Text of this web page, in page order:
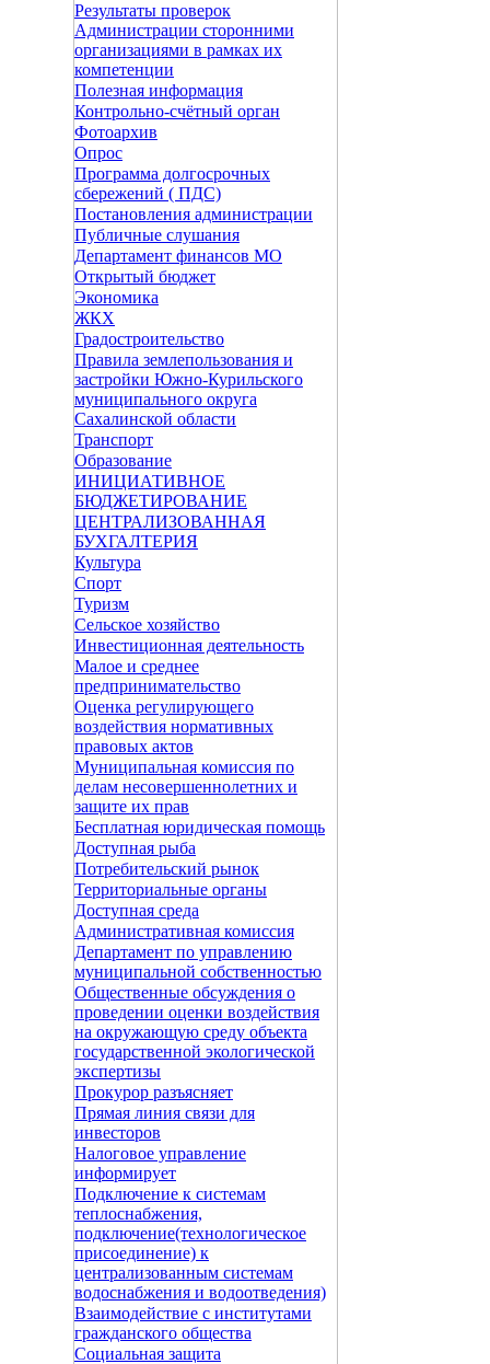
Результаты проверок
Администрации сторонними
организациями в рамках их
компетенции
Полезная информация
Контрольно-счётный орган
Фотоархив
Опрос
Программа долгосрочных
сбережений ( ПДС)
Постановления администрации
Публичные слушания
Департамент финансов МО
Открытый бюджет
Экономика
ЖКХ
Градостроительство
Правила землепользования и
застройки Южно-Курильского
муниципального округа
Сахалинской области
Транспорт
Образование
ИНИЦИАТИВНОЕ
БЮДЖЕТИРОВАНИЕ
ЦЕНТРАЛИЗОВАННАЯ
БУХГАЛТЕРИЯ
Культура
Спорт
Туризм
Сельское хозяйство
Инвестиционная деятельность
Малое и среднее
предпринимательство
Оценка регулирующего
воздействия нормативных
правовых актов
Муниципальная комиссия по
делам несовершеннолетних и
защите их прав
Бесплатная юридическая помощь
Доступная рыба
Потребительский рынок
Территориальные органы
Доступная среда
Административная комиссия
Департамент по управлению
муниципальной собственностью
Общественные обсуждения о
проведении оценки воздействия
на окружающую среду объекта
государственной экологической
экспертизы
Прокурор разъясняет
Прямая линия связи для
инвесторов
Налоговое управление
информирует
Подключение к системам
теплоснабжения,
подключение(технологическое
присоединение) к
централизованным системам
водоснабжения и водоотведения)
Взаимодействие с институтами
гражданского общества
Социальная защита